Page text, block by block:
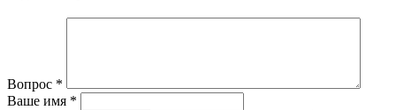
Вопрос *
Ваше имя *